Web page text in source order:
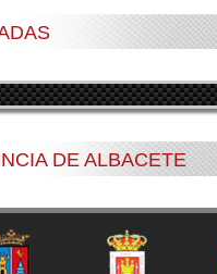
DE ALBACETE